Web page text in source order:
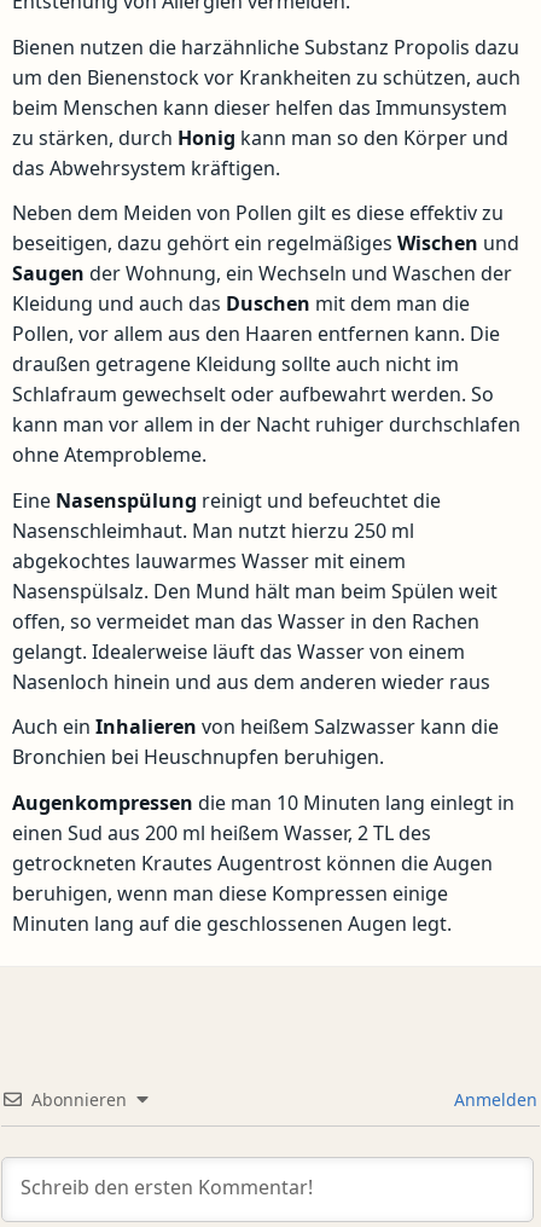
Bienen nutzen die harzähnliche Substanz Propolis dazu
um den Bienenstock vor Krankheiten zu schützen, auch
beim Menschen kann dieser helfen das Immunsystem
zu stärken, durch Honig kann man so den Körper und
das Abwehrsystem kräftigen.
Neben dem Meiden von Pollen gilt es diese effektiv zu
beseitigen, dazu gehört ein regelmäßiges Wischen und
Saugen der Wohnung, ein Wechseln und Waschen der
Kleidung und auch das Duschen mit dem man die
Pollen, vor allem aus den Haaren entfernen kann. Die
draußen getragene Kleidung sollte auch nicht im
Schlafraum gewechselt oder aufbewahrt werden. So
kann man vor allem in der Nacht ruhiger durchschlafen
ohne Atemprobleme.
Eine Nasenspülung reinigt und befeuchtet die
Nasenschleimhaut. Man nutzt hierzu 250 ml
abgekochtes lauwarmes Wasser mit einem
Nasenspülsalz. Den Mund hält man beim Spülen weit
offen, so vermeidet man das Wasser in den Rachen
gelangt. Idealerweise läuft das Wasser von einem
Nasenloch hinein und aus dem anderen wieder raus
Auch ein Inhalieren von heißem Salzwasser kann die
Bronchien bei Heuschnupfen beruhigen.
Augenkompressen die man 10 Minuten lang einlegt in
einen Sud aus 200 ml heißem Wasser, 2 TL des
getrockneten Krautes Augentrost können die Augen
beruhigen, wenn man diese Kompressen einige
Minuten lang auf die geschlossenen Augen legt.
Abonnieren Anmelden